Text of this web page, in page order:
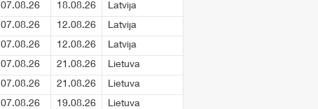
07.08.26 18.08.26
Latvija
07.08.26 12.08.26
Latvija
07.08.26 12.08.26
Latvija
07.08.26 21.08.26
Lietuva
07.08.26 21.08.26
Lietuva
07.08.26 19.08.26
Lietuva